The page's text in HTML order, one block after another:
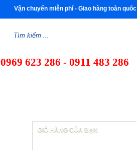
Vận chuyển miễn phí - Giao hàng toàn quốc
0969 623 286 - 0911 483 286
GIỎ HÀNG CỦA BẠN